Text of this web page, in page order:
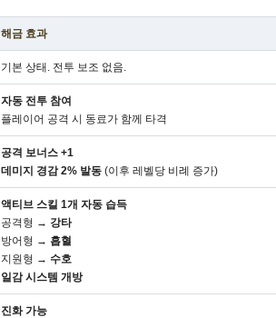
해금 효과
기본 상태. 전투 보조 없음.
자동 전투 참여
플레이어 공격 시 동료가 함께 타격
공격 보너스 +1
데미지 경감 2% 발동 (이후 레벨당 비례 증가)
액티브 스킬 1개 자동 습득
공격형 → 강타
방어형 → 흡혈
지원형 → 수호
일감 시스템 개방
진화 가능